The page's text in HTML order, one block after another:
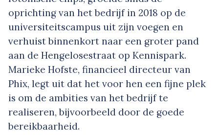
oprichting van het bedrijf in 2018 op de
universiteitscampus uit zijn voegen en
verhuist binnenkort naar een groter pand
aan de Hengelosestraat op Kennispark.
Marieke Hofste, financieel directeur van
Phix, legt uit dat het voor hen een fijne plek
is om de ambities van het bedrijf te
realiseren, bijvoorbeeld door de goede
bereikbaarheid.